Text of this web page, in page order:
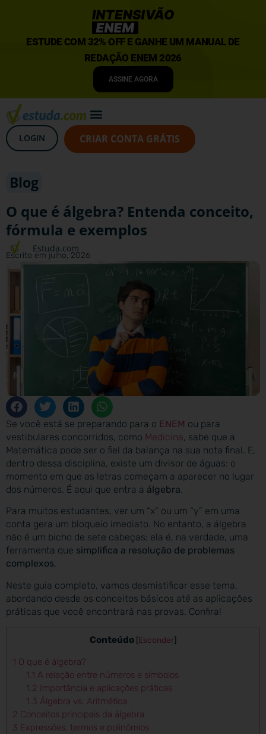
ESTUDE COM 32% OFF E GANHE UM MANUAL DE
REDAÇÃO ENEM 2026
ASSINE AGORA
LOGIN CRIAR CONTA GRÁTIS
Blog
O que é álgebra? Entenda conceito,
fórmula e exemplos
Estuda.com
Escrito em julho, 2026
Se você está se preparando para o ENEM ou para
vestibulares concorridos, como Medicina , sabe que a
Matemática pode ser o fiel da balança na sua nota final. E,
dentro dessa disciplina, existe um divisor de águas: o
momento em que as letras começam a aparecer no lugar
dos números. É aqui que entra a álgebra
Para muitos estudantes, ver um “x” ou um “y” em uma
conta gera um bloqueio imediato. No entanto, a álgebra
não é um bicho de sete cabeças; ela é, na verdade, uma
ferramenta que simplifica a resolução de problemas
complexos.
Neste guia completo, vamos desmistificar esse tema,
abordando desde os conceitos básicos até as aplicações
práticas que você encontrará nas provas. Confira!
Conteúdo [Esconder]
1 O que é álgebra?
1.1 A relação entre números e símbolos
1.2 Importância e aplicações práticas
1.3 Álgebra vs. Aritmética
2 Conceitos principais da álgebra
3 Expressões, termos e polinômios